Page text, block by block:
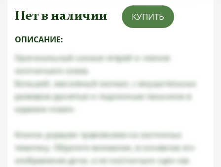
Нет в наличии КУПИТЬ
ОПИСАНИЕ:
Оригинальный кинжал егерей и членов
охотничьего союза.
Большой, массивный кинжал, с внушительных
размеров рукоятью и подлинным пасынком в
кармане ножен.
Клинок украшен травлением на охотничьи
тематику. Обратите внимание, в основном это
изображения дичи, а не охотничьих сцен как